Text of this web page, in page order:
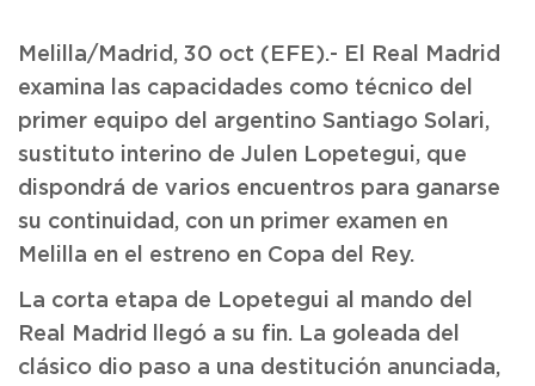
Melilla/Madrid, 30 oct (EFE).- El Real Madrid
examina las capacidades como técnico del
primer equipo del argentino Santiago Solari,
sustituto interino de Julen Lopetegui, que
dispondrá de varios encuentros para ganarse
su continuidad, con un primer examen en
Melilla en el estreno en Copa del Rey.
La corta etapa de Lopetegui al mando del
Real Madrid llegó a su fin. La goleada del
clásico dio paso a una destitución anunciada,